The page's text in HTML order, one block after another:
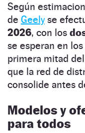
Según
de Geelyse
2026, con los
se esperan en
primera mitad
que la red de
consolide antes
Modelos y
para todos